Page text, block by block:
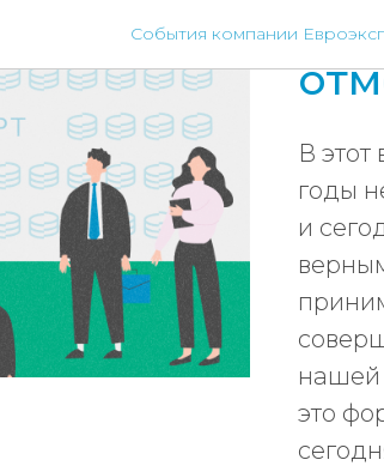
События компании
В
годы
и
нашей
это